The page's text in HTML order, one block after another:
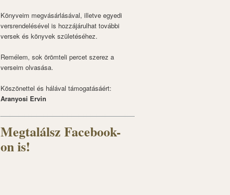
Könyveim megvásárlásával, illetve egyedi
versrendelésével is hozzájárulhat további
versek és könyvek születéséhez.
Remélem, sok örömteli percet szerez a
verseim olvasása.
Köszönettel és hálával támogatásáért:
Aranyosi Ervin
Megtalálsz Facebook-
on is!